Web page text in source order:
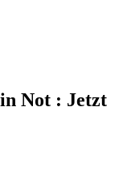
Not : Jetzt